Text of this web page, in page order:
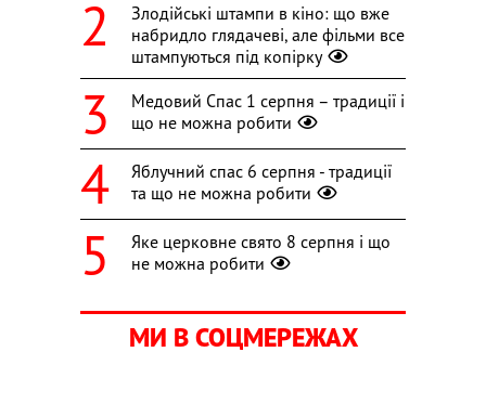
Злодійські штампи в кіно: що вже
набридло глядачеві, але фільми все
штампуються під копірку
Медовий Спас 1 серпня – традиції і
що не можна робити
Яблучний спас 6 серпня - традиції
та що не можна робити
Яке церковне свято 8 серпня і що
не можна робити
МИ В СОЦМЕРЕЖАХ